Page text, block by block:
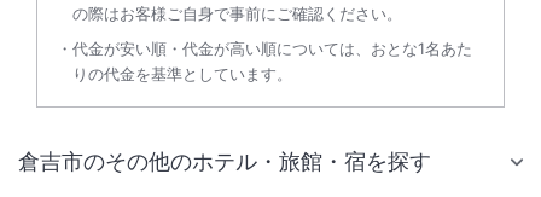
の際はお客様ご自身で事前にご確認ください。
代金が安い順・代金が高い順については、おとな1名あた
りの代金を基準としています。
倉吉市のその他のホテル・旅館・宿を探す